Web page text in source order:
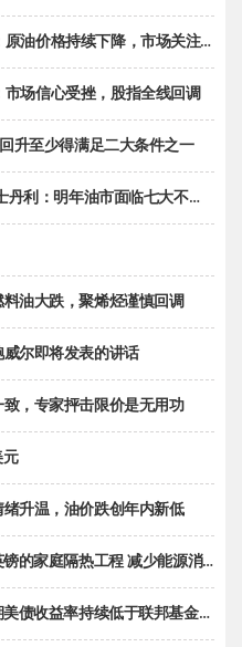
下降，市场关注OPEC+新一轮产能政策
场信心受挫，股指全线回调
升至少得满足二大条件之一
：明年油市面临七大不确定性
油大跌，聚烯烃谨慎回调
尔即将发表的讲话
，专家抨击限价是无用功
元
升温，油价跌创年内新低
的家庭隔热工程 减少能源消耗
率持续低于联邦基金利率目标区间